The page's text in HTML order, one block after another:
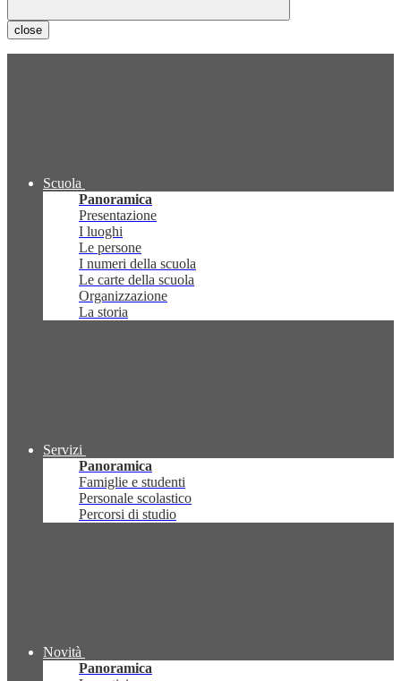
close
Scuola
Panoramica
Presentazione
I luoghi
Le persone
I numeri della scuola
Le carte della scuola
Organizzazione
La storia
Servizi
Panoramica
Famiglie e studenti
Personale scolastico
Percorsi di studio
Novità
Panoramica